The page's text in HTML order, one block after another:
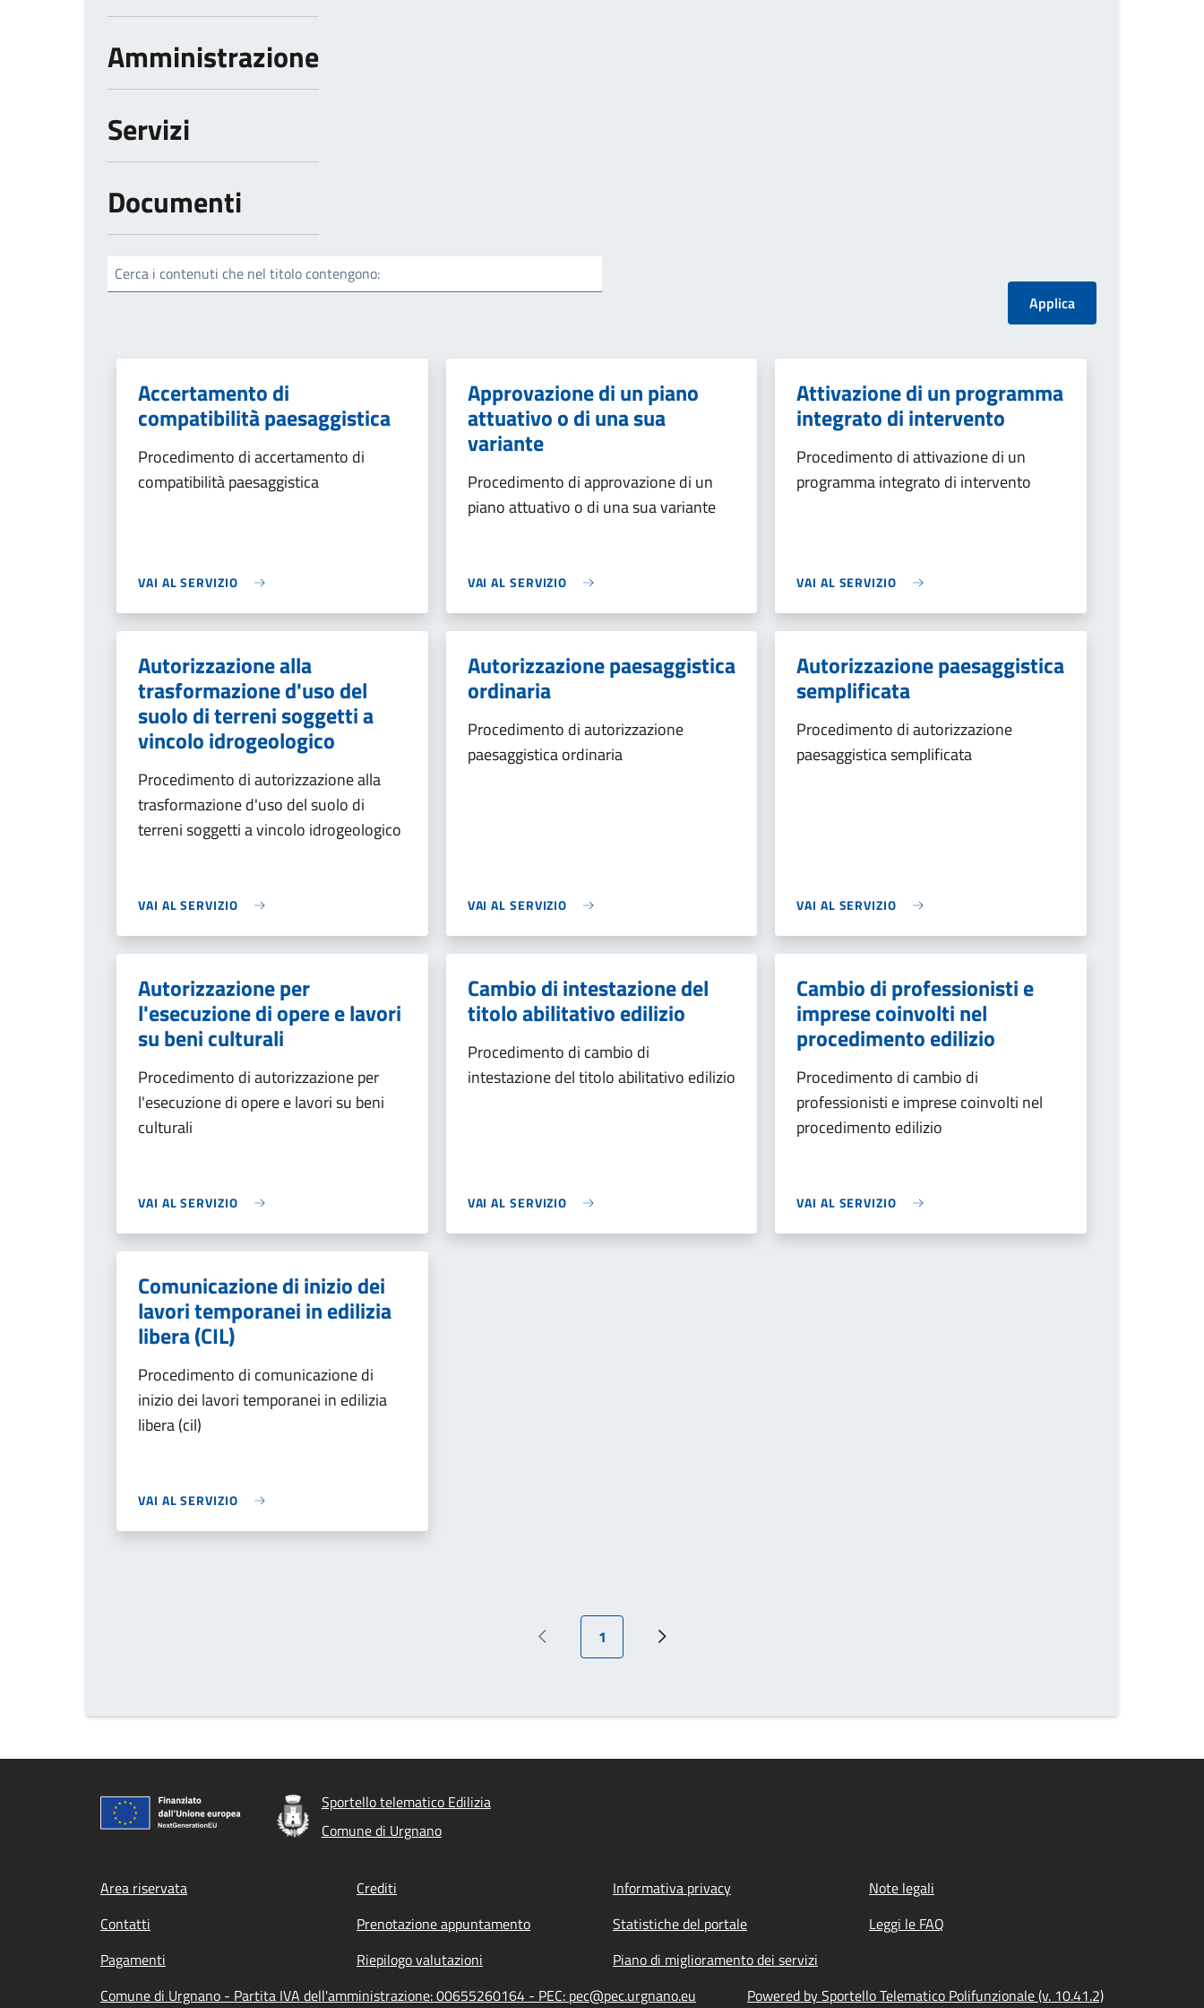
Amministrazione
Servizi
Documenti
Cerca i contenuti che nel titolo contengono:
Accertamento di
compatibilità paesaggistica
Procedimento di accertamento di
compatibilità paesaggistica
VAI AL SERVIZIO
Approvazione di un piano
attuativo o di una sua
variante
Procedimento di approvazione di un
piano attuativo o di una sua variante
VAI AL SERVIZIO
Attivazione di un programma
integrato di intervento
Procedimento di attivazione di un
programma integrato di intervento
VAI AL SERVIZIO
Autorizzazione alla
trasformazione d'uso del
suolo di terreni soggetti a
vincolo idrogeologico
Procedimento di autorizzazione alla
trasformazione d'uso del suolo di
terreni soggetti a vincolo idrogeologico
VAI AL SERVIZIO
Autorizzazione paesaggistica
ordinaria
Procedimento di autorizzazione
paesaggistica ordinaria
VAI AL SERVIZIO
Autorizzazione paesaggistica
semplificata
Procedimento di autorizzazione
paesaggistica semplificata
VAI AL SERVIZIO
Autorizzazione per
l'esecuzione di opere e lavori
su beni culturali
Procedimento di autorizzazione per
l'esecuzione di opere e lavori su beni
culturali
VAI AL SERVIZIO
Cambio di intestazione del
titolo abilitativo edilizio
Procedimento di cambio di
intestazione del titolo abilitativo edilizio
VAI AL SERVIZIO
Cambio di professionisti e
imprese coinvolti nel
procedimento edilizio
Procedimento di cambio di
professionisti e imprese coinvolti nel
procedimento edilizio
VAI AL SERVIZIO
Comunicazione di inizio dei
lavori temporanei in edilizia
libera (CIL)
Procedimento di comunicazione di
inizio dei lavori temporanei in edilizia
libera (cil)
VAI AL SERVIZIO
Pagina precedente
Pagina attuale
1
Prossima pagina
Sportello telematico Edilizia
Comune di Urgnano
Footer menu
Area riservata Crediti Informativa privacy
Note legali
Contatti
Prenotazione appuntamento Statistiche del portale
Leggi le FAQ
Pagamenti
Riepilogo valutazioni
Piano di miglioramento dei servizi
Comune di Urgnano - Partita IVA dell'amministrazione: 00655260164 - PEC: pec@pec.urgnano.eu
Powered by Sportello Telematico Polifunzionale (v. 10.41.2)